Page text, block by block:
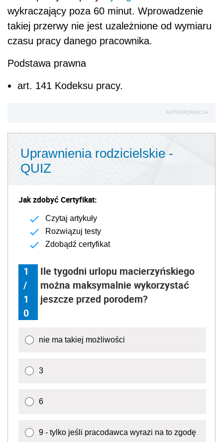
wykraczający poza 60 minut. Wprowadzenie
takiej przerwy nie jest uzależnione od wymiaru
czasu pracy danego pracownika.
Podstawa prawna
art. 141 Kodeksu pracy.
AUTOPROMOCJA
Uprawnienia rodzicielskie -
QUIZ
Jak zdobyć Certyfikat:
Czytaj artykuły
Rozwiązuj testy
Zdobądź certyfikat
1
/
1
0
Ile tygodni urlopu macierzyńskiego
można maksymalnie wykorzystać
jeszcze przed porodem?
nie ma takiej możliwości
3
6
9 - tylko jeśli pracodawca wyrazi na to zgodę